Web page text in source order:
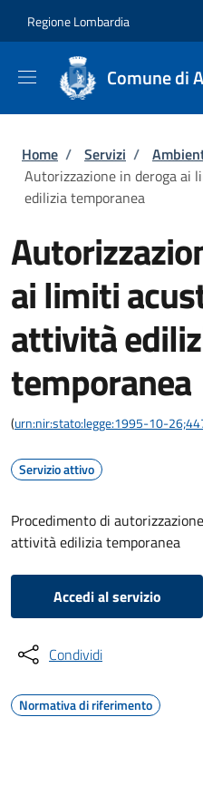
Regione Lombardia
Comune di
Briciole di
Home / Servizi /
Autorizzazione in deroga
edilizia temporanea
ai limiti
attività
temporanea
(urn:nir:stato:legge:1995-10-
Servizio attivo
Procedimento di
attività edilizia temporanea
Accedi al servizio
Condividi
Normativa di riferimento